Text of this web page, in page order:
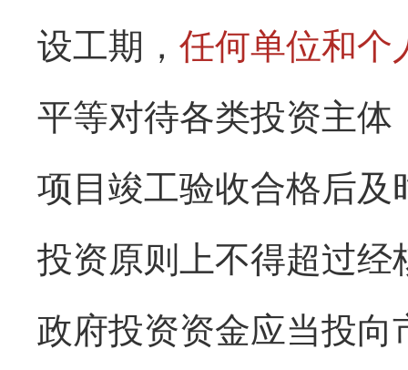
设工期， 任何单位和个
平等对待各类投资主
项目竣工验收合格后
投资原则上不得超过经
政府投资资金应当投